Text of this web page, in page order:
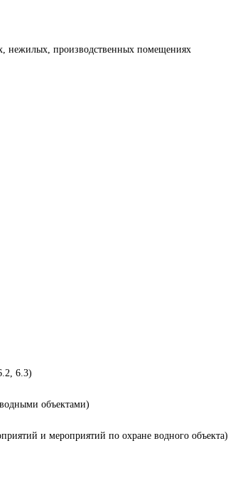
нежилых, производственных помещениях
6.3)
объектами)
и мероприятий по охране водного объекта)